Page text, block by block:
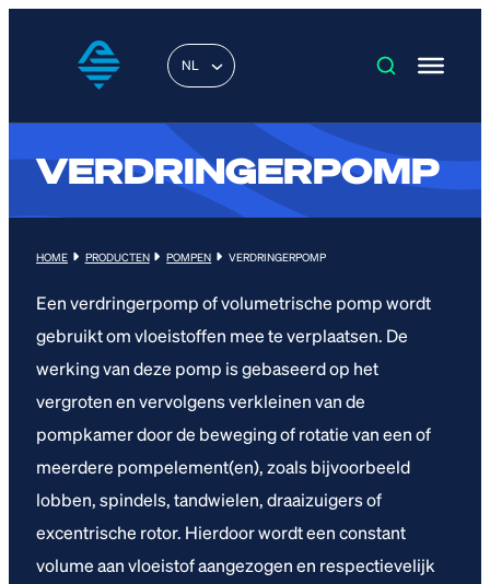
NL
VERDRINGERPOMP
HOME PRODUCTEN POMPEN VERDRINGERPOMP
Een verdringerpomp of volumetrische pomp wordt
gebruikt om vloeistoffen mee te verplaatsen. De
werking van deze pomp is gebaseerd op het
vergroten en vervolgens verkleinen van de
pompkamer door de beweging of rotatie van een of
meerdere pompelement(en), zoals bijvoorbeeld
lobben, spindels, tandwielen, draaizuigers of
excentrische rotor. Hierdoor wordt een constant
volume aan vloeistof aangezogen en respectievelijk